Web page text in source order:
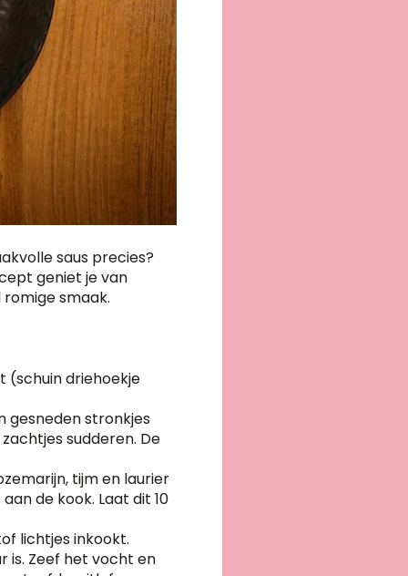
saus precies?
geniet je van
smaak.
(schuin driehoekje
gesneden stronkjes
sudderen. De
tijm en laurier
de kook. Laat dit 10
lichtjes inkookt.
is. Zeef het vocht en